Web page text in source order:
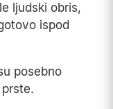
ljudski obris,
ispod
posebno